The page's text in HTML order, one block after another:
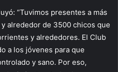
“Tuvimos presentes a más
alrededor de 3500 chicos que
y alrededores. El Club
a los jóvenes para que
y sano. Por eso,